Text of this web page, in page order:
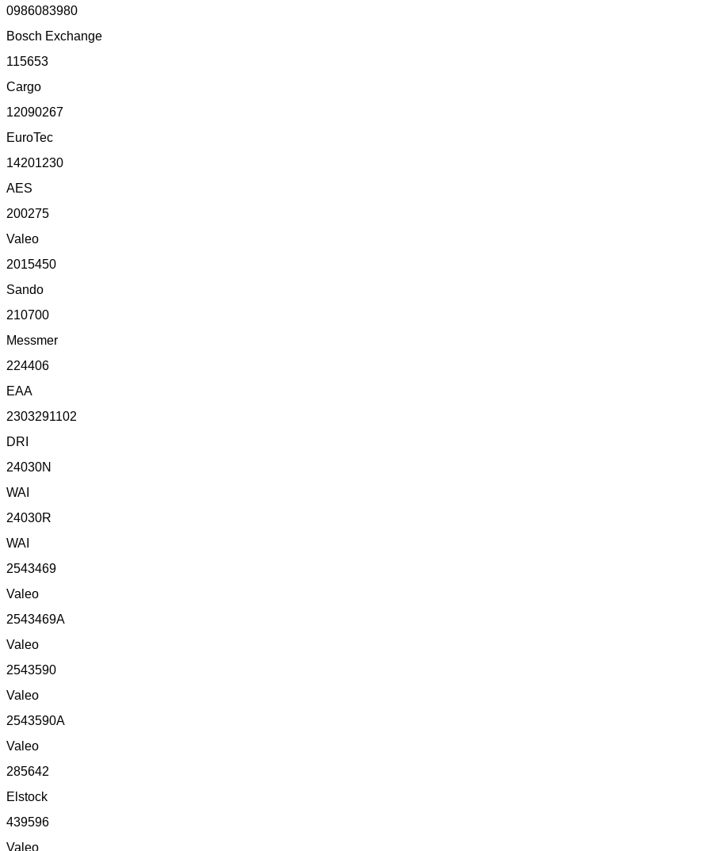
0986083980
Bosch Exchange
115653
Cargo
12090267
EuroTec
14201230
AES
200275
Valeo
2015450
Sando
210700
Messmer
224406
EAA
2303291102
DRI
24030N
WAI
24030R
WAI
2543469
Valeo
2543469A
Valeo
2543590
Valeo
2543590A
Valeo
285642
Elstock
439596
Valeo